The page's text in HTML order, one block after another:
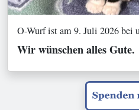
O-Wurf ist am 9. Juli 2026 bei
Wir wünschen alles Gute.